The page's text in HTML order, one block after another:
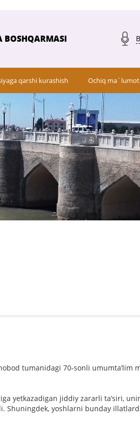
BOSHQARMASI
qarshi kurashish Ochiq
tumanidagi 70-sonli umumta’lim
yetkazadigan jiddiy zararli ta’siri,
yoshlarni bunday